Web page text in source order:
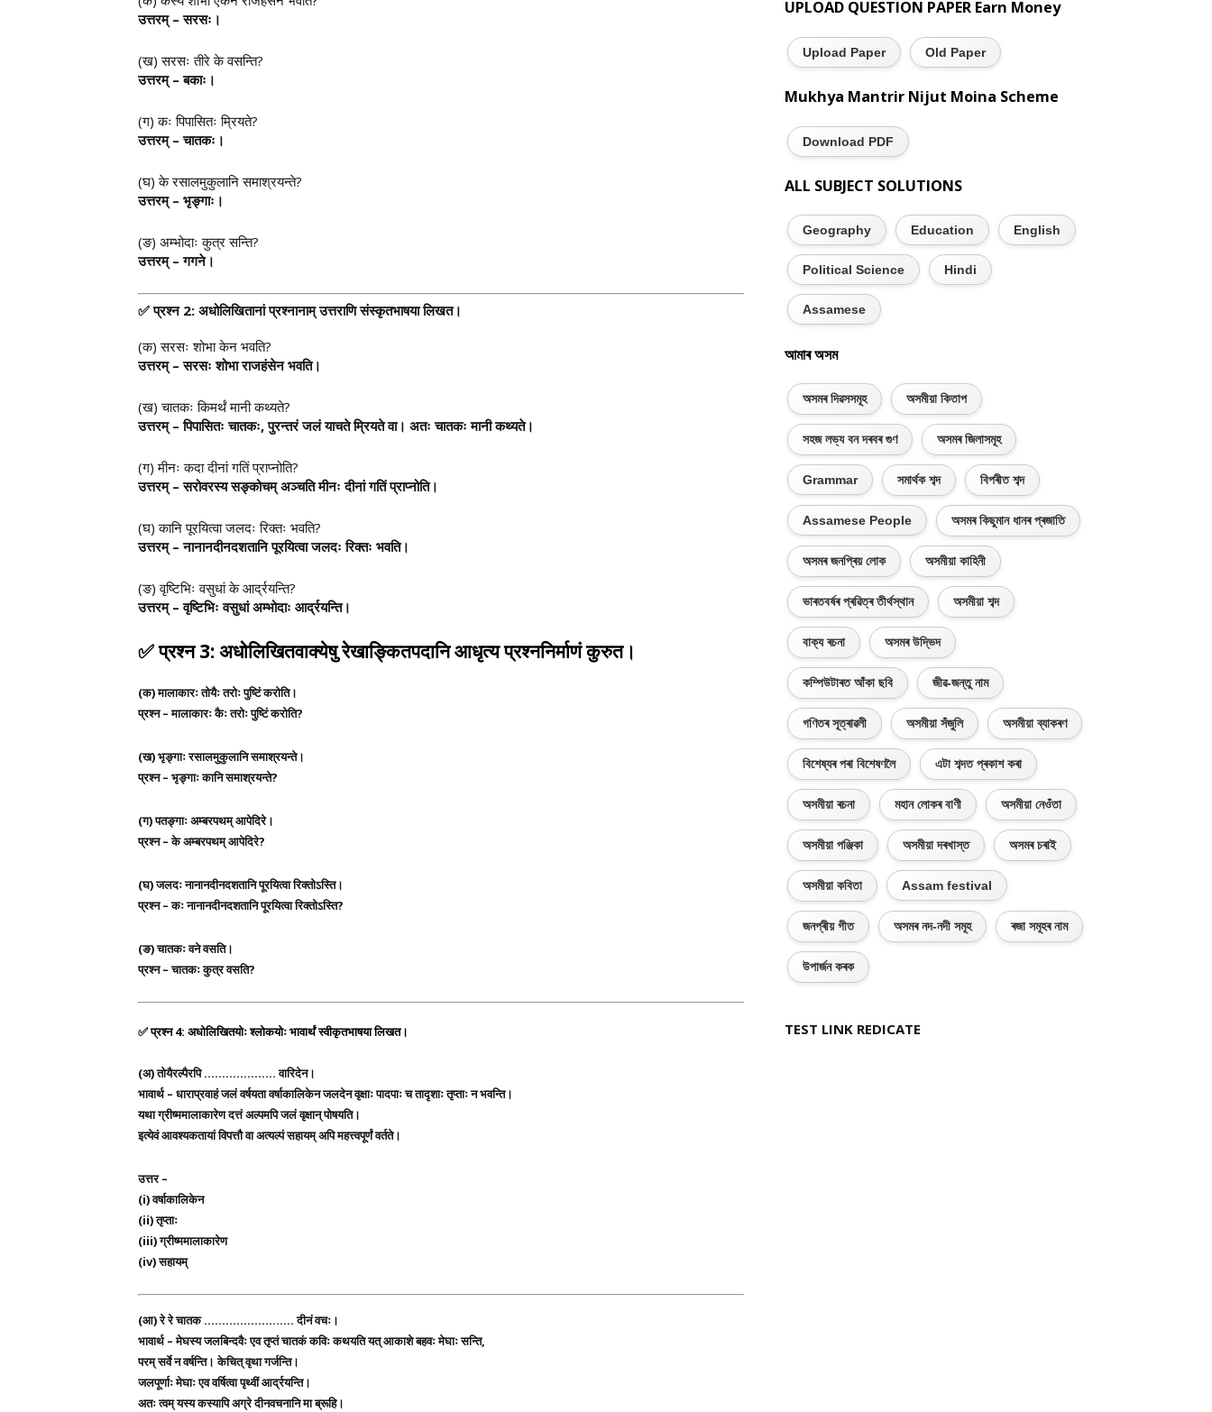
उत्तरम् – सरसः।
(ख) सरसः तीरे के वसन्ति?
उत्तरम् – बकाः।
(ग) कः पिपासितः म्रियते?
उत्तरम् – चातकः।
(घ) के रसालमुकुलानि समाश्रयन्ते?
उत्तरम् – भृङ्गाः।
(ङ) अम्भोदाः कुत्र सन्ति?
उत्तरम् – गगने।
✅प्रश्न 2: अधोलिखितानां प्रश्नानाम् उत्तराणि संस्कृतभाषया लिखत।
(क) सरसः शोभा केन भवति?
उत्तरम् – सरसः शोभा राजहंसेन भवति।
(ख) चातकः किमर्थं मानी कथ्यते?
उत्तरम् – पिपासितः चातकः, पुरन्तरं जलं याचते म्रियते वा। अतः चातकः मानी कथ्यते।
(ग) मीनः कदा दीनां गतिं प्राप्नोति?
उत्तरम् – सरोवरस्य सङ्कोचम् अञ्चति मीनः दीनां गतिं प्राप्नोति।
(घ) कानि पूरयित्वा जलदः रिक्तः भवति?
उत्तरम् – नानानदीनदशतानि पूरयित्वा जलदः रिक्तः भवति।
(ङ) वृष्टिभिः वसुधां के आर्द्रयन्ति?
उत्तरम् – वृष्टिभिः वसुधां अम्भोदाः आर्द्रयन्ति।
✅प्रश्न 3: अधोलिखितवाक्येषु रेखाङ्कितपदानि आधृत्य प्रश्ननिर्माणं कुरुत।
(क) मालाकारः तोयैः तरोः पुष्टिं करोति।
प्रश्न – मालाकारः कैः तरोः पुष्टिं करोति?
(ख) भृङ्गाः रसालमुकुलानि समाश्रयन्ते।
प्रश्न – भृङ्गाः कानि समाश्रयन्ते?
(ग) पतङ्गाः अम्बरपथम् आपेदिरे।
प्रश्न – के अम्बरपथम् आपेदिरे?
(घ) जलदः नानानदीनदशतानि पूरयित्वा रिक्तोऽस्ति।
प्रश्न – कः नानानदीनदशतानि पूरयित्वा रिक्तोऽस्ति?
(ङ) चातकः वने वसति।
प्रश्न – चातकः कुत्र वसति?
✅प्रश्न 4: अधोलिखितयोः श्लोकयोः भावार्थं स्वीकृतभाषया लिखत।
(अ)तोयैरल्पैरपि ……………….. वारिदेन।
भावार्थ – धाराप्रवाहं जलं वर्षयता वर्षाकालिकेन जलदेन वृक्षाः पादपाः च तादृशाः तृप्ताः न भवन्ति।
यथा ग्रीष्ममालाकारेण दत्तं अल्पमपि जलं वृक्षान् पोषयति।
इत्येवं आवश्यकतायां विपत्तौ वा अत्यल्पं सहायम् अपि महत्त्वपूर्णं वर्तते।
उत्तर –
(i) वर्षाकालिकेन
(ii) तृप्ताः
(iii) ग्रीष्ममालाकारेण
(iv) सहायम्
(आ)रे रे चातक ……………………. दीनं वचः।
भावार्थ –मेघस्य जलबिन्दवैः एव तृप्तं चातकं कविः कथयति यत् आकाशे बहवः मेघाः सन्ति,
परम् सर्वे न वर्षन्ति। केचित् वृथा गर्जन्ति।
जलपूर्णाः मेघाः एव वर्षित्वा पृथ्वीं आर्द्रयन्ति।
अतः त्वम् यस्य कस्यापि अग्रे दीनवचनानि मा ब्रूहि।
UPLOAD QUESTION PAPER Earn Money
Upload Paper Old Paper
Mukhya Mantrir Nijut Moina Scheme
Download PDF
ALL SUBJECT SOLUTIONS
Geography Education English
Political Science Hindi
Assamese
আমাৰ অসম
অসমৰ দিৱসসমূহ অসমীয়া কিতাপ
সহজ লভ্য বন দৰবৰ গুণ অসমৰ জিলাসমূহ
Grammar সমাৰ্থক শব্দ বিপৰীত শব্দ
Assamese People অসমৰ কিছুমান ধানৰ প্ৰজাতি
অসমৰ জনপ্ৰিয় লোক অসমীয়া কাহিনী
ভাৰতবৰ্ষৰ প্ৰৱিত্ৰ তীৰ্থস্থান অসমীয়া শব্দ
বাক্য ৰচনা অসমৰ উদ্ভিদ
কম্পিউটাৰত আঁকা ছবি জীৱ-জন্তু নাম
গণিতৰ সূত্ৰাৱলী অসমীয়া সঁজুলি অসমীয়া ব্যাকৰণ
বিশেষ্যৰ পৰা বিশেষণলৈ এটা শব্দত প্ৰকাশ কৰা
অসমীয়া ৰচনা মহান লোকৰ বাণী অসমীয়া নেওঁতা
অসমীয়া পঞ্জিকা অসমীয়া দৰখাস্ত অসমৰ চৰাই
অসমীয়া কবিতা Assam festival
জনপ্ৰীয় গীত অসমৰ নদ-নদী সমূহ ৰজা সমূহৰ নাম
উপাৰ্জন কৰক
TEST LINK REDICATE